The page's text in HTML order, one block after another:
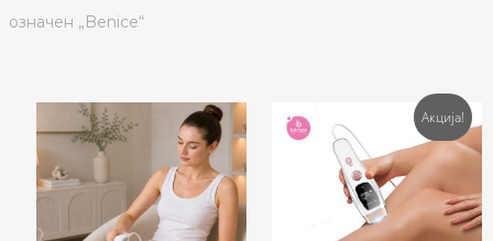
oзначен „Benice“
Акција!